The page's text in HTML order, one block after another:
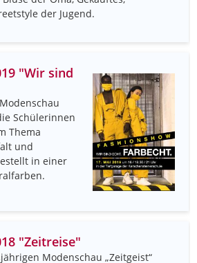
der Jugend.
"Wir sind
Schülerinnen
Thema
und
in einer
"Zeitreise"
Modenschau „Zeitgeist“